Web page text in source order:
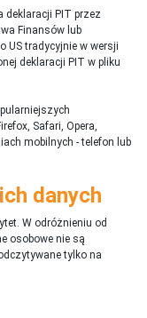
deklaracji PIT przez
Finansów lub
US tradycyjnie w wersji
deklaracji PIT w pliku
Safari, Opera,
mobilnych - telefon lub
danych
W odróżnieniu od
osobowe nie są
tylko na